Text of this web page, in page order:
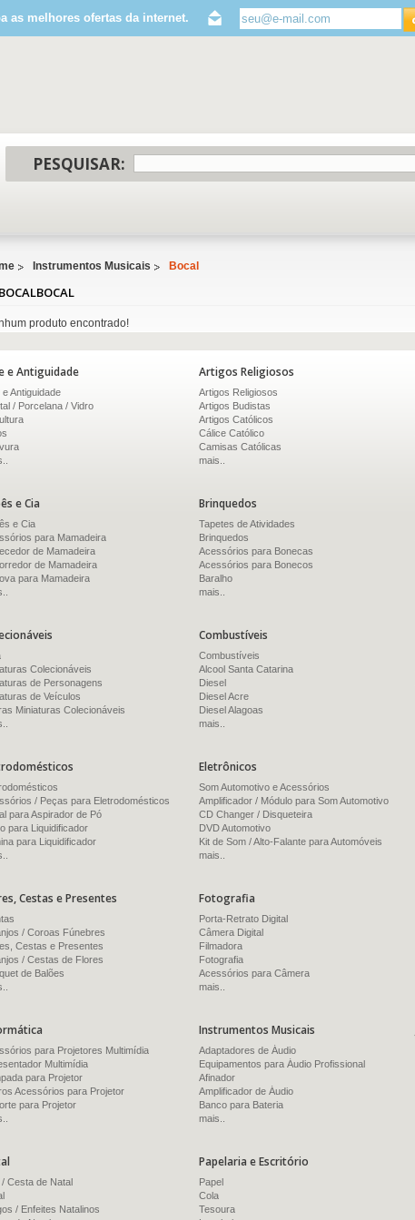
as melhores ofertas da internet.
PESQUISAR:
Instrumentos Musicais Bocal
BOCAL
produto encontrado!
e Antiguidade
e Antiguidade
/ Porcelana / Vidro
Artigos Religiosos
Artigos Religiosos
Artigos Budistas
Artigos Católicos
Cálice Católico
Camisas Católicas
mais..
e Cia
e Cia
para Mamadeira
de Mamadeira
de Mamadeira
para Mamadeira
Brinquedos
Tapetes de Atividades
Brinquedos
Acessórios para Bonecas
Acessórios para Bonecos
Baralho
mais..
Colecionáveis
de Personagens
de Veículos
Miniaturas Colecionáveis
Combustíveis
Combustíveis
Alcool Santa Catarina
Diesel
Diesel Acre
Diesel Alagoas
mais..
/ Peças para Eletrodomésticos
para Aspirador de Pó
para Liquidificador
para Liquidificador
Eletrônicos
Som Automotivo e Acessórios
Amplificador / Módulo para Som Automotivo
CD Changer / Disqueteira
DVD Automotivo
Kit de Som / Alto-Falante para Automóveis
mais..
Cestas e Presentes
/ Coroas Fúnebres
Cestas e Presentes
/ Cestas de Flores
de Balões
Fotografia
Porta-Retrato Digital
Câmera Digital
Filmadora
Fotografia
Acessórios para Câmera
mais..
para Projetores Multimídia
Multimídia
para Projetor
Acessórios para Projetor
para Projetor
Instrumentos Musicais
Adaptadores de Áudio
Equipamentos para Áudio Profissional
Afinador
Amplificador de Áudio
Banco para Bateria
mais..
/ Cesta de Natal
/ Enfeites Natalinos
Papelaria e Escritório
Papel
Cola
Tesoura